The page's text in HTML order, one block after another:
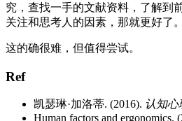
究，查找一手的文献资料，了解到
关注和思考人的因素，那就更好了。
这的确很难，但值得尝试。
Ref
凯瑟琳·加洛蒂. (2016). 认知
Human factors and ergonomics.